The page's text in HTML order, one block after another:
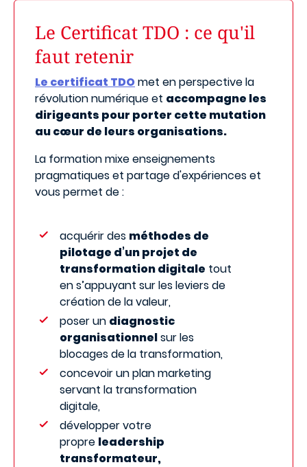
Le Certificat TDO : ce qu'il
faut retenir
Le certificat TDOmet en perspective la
révolution numérique et accompagne les
dirigeants pour porter cette mutation
au cœur de leurs organisations.
La formation mixe enseignements
pragmatiques et partage d'expériences et
vous permet de :
acquérir des méthodes de
pilotage d’un projet de
transformation digitale tout
en s’appuyant sur les leviers de
création de la valeur,
poser un diagnostic
organisationnelsur les
blocages de la transformation,
concevoir un plan marketing
servant la transformation
digitale,
développer votre
propre leadership
transformateur,